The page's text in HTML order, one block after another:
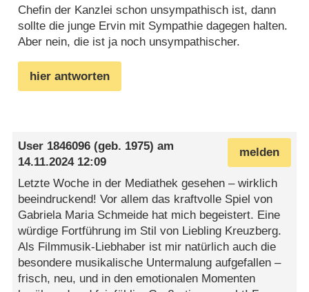
Chefin der Kanzlei schon unsympathisch ist, dann
sollte die junge Ervin mit Sympathie dagegen halten.
Aber nein, die ist ja noch unsympathischer.
hier antworten
melden
User 1846096 (geb. 1975) am
14.11.2024 12:09
Letzte Woche in der Mediathek gesehen – wirklich
beeindruckend! Vor allem das kraftvolle Spiel von
Gabriela Maria Schmeide hat mich begeistert. Eine
würdige Fortführung im Stil von Liebling Kreuzberg.
Als Filmmusik-Liebhaber ist mir natürlich auch die
besondere musikalische Untermalung aufgefallen –
frisch, neu, und in den emotionalen Momenten